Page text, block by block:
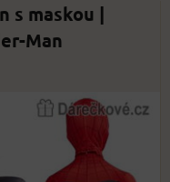
s maskou |
Man